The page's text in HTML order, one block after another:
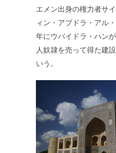
エメン出身の権力者サ
ィン・アブドラ・アル
年にウバイドラ・ハン
人奴隷を売って得た建
いう。